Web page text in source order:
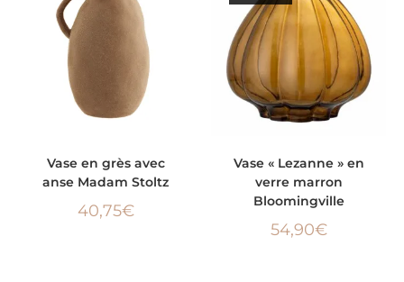
Vase en grès avec
anse Madam Stoltz
40,75€
Vase « Lezanne » en
verre marron
Bloomingville
54,90€